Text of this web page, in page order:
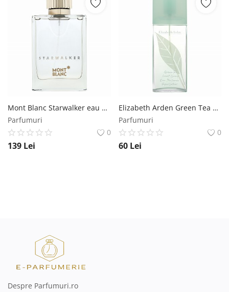
Mont Blanc Starwalker eau de Toilette pentru barbati 75 ml Mont Blanc
Parfumuri
0
139 Lei
Elizabeth Arden Green Tea eau de Parfum pentru femei 100 ml Elizabeth Arden
Parfumuri
0
60 Lei
Despre Parfumuri.ro